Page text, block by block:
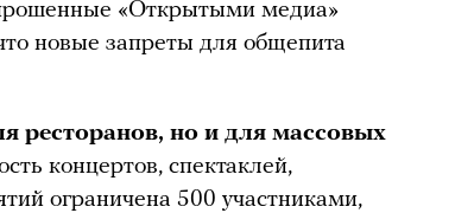
«Открытыми медиа»
новые запреты для общепита
ресторанов, но и для массовых
концертов, спектаклей,
ограничена 500 участниками,